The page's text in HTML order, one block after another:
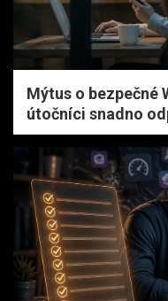
Mýtus o bezpečné
útočníci snadno